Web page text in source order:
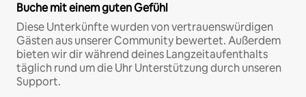
Buche mit einem guten Gefühl
Diese Unterkünfte wurden von vertrauenswürdigen
Gästen aus unserer Community bewertet. Außerdem
bieten wir dir während deines Langzeitaufenthalts
täglich rund um die Uhr Unterstützung durch unseren
Support.